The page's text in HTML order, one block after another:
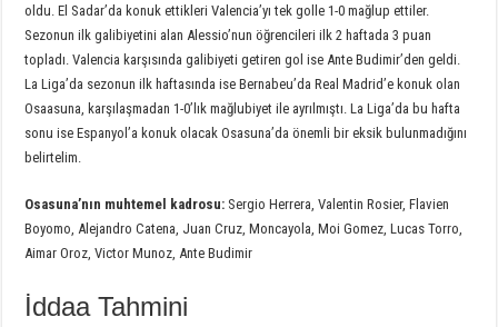
oldu. El Sadar’da konuk ettikleri Valencia’yı tek golle 1-0 mağlup ettiler.
Sezonun ilk galibiyetini alan Alessio’nun öğrencileri ilk 2 haftada 3 puan
topladı. Valencia karşısında galibiyeti getiren gol ise Ante Budimir’den geldi.
La Liga’da sezonun ilk haftasında ise Bernabeu’da Real Madrid’e konuk olan
Osaasuna, karşılaşmadan 1-0’lık mağlubiyet ile ayrılmıştı. La Liga’da bu hafta
sonu ise Espanyol’a konuk olacak Osasuna’da önemli bir eksik bulunmadığını
belirtelim.
Osasuna’nın muhtemel kadrosu: Sergio Herrera, Valentin Rosier, Flavien
Boyomo, Alejandro Catena, Juan Cruz, Moncayola, Moi Gomez, Lucas Torro,
Aimar Oroz, Victor Munoz, Ante Budimir
İddaa Tahmini